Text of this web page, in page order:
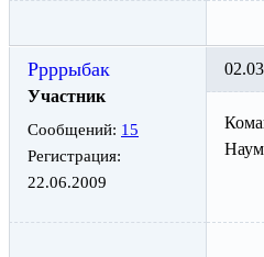
Ррррыбак
Участник
Сообщений: 15
Регистрация:
22.06.2009